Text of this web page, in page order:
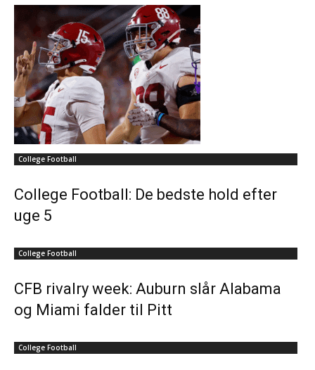
College Football
College Football: De bedste hold efter
uge 5
College Football
CFB rivalry week: Auburn slår Alabama
og Miami falder til Pitt
College Football